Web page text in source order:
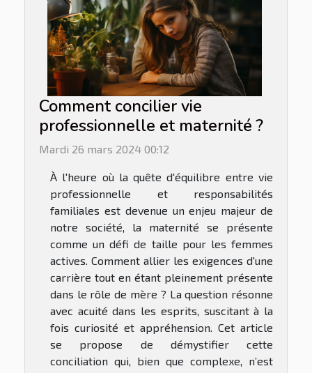
Comment concilier vie
professionnelle et maternité ?
Mardi 26 mars 2024 00:12
À l'heure où la quête d'équilibre entre vie
professionnelle et responsabilités
familiales est devenue un enjeu majeur de
notre société, la maternité se présente
comme un défi de taille pour les femmes
actives. Comment allier les exigences d'une
carrière tout en étant pleinement présente
dans le rôle de mère ? La question résonne
avec acuité dans les esprits, suscitant à la
fois curiosité et appréhension. Cet article
se propose de démystifier cette
conciliation qui, bien que complexe, n’est